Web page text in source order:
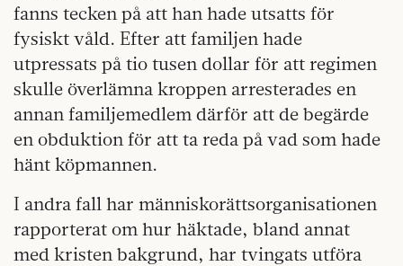
fanns tecken på att han hade utsatts för
fysiskt våld. Efter att familjen hade
utpressats på tio tusen dollar för att regimen
skulle överlämna kroppen arresterades en
annan familjemedlem därför att de begärde
en obduktion för att ta reda på vad som hade
hänt köpmannen.
I andra fall har människorättsorganisationen
rapporterat om hur häktade, bland annat
med kristen bakgrund, har tvingats utföra